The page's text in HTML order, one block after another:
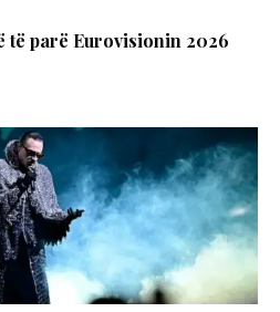
parë Eurovisionin 2026